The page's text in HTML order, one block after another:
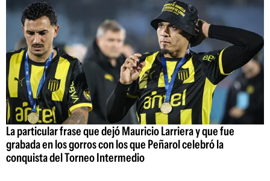
La particular frase que dejó Mauricio Larriera y que fue
grabada en los gorros con los que Peñarol celebró la
conquista del Torneo Intermedio